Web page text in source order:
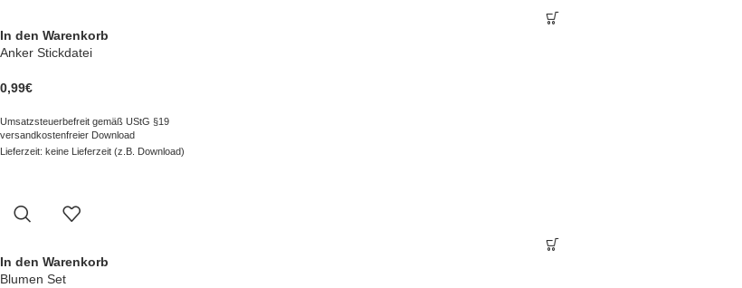
In den Warenkorb
Anker Stickdatei
0,99€
Umsatzsteuerbefreit gemäß UStG §19
versandkostenfreier Download
Lieferzeit: keine Lieferzeit (z.B. Download)
In den Warenkorb
Blumen Set